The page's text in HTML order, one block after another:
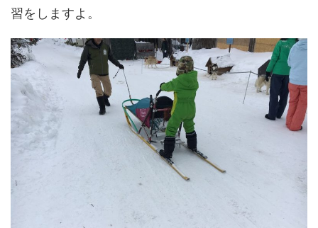
習をしますよ。